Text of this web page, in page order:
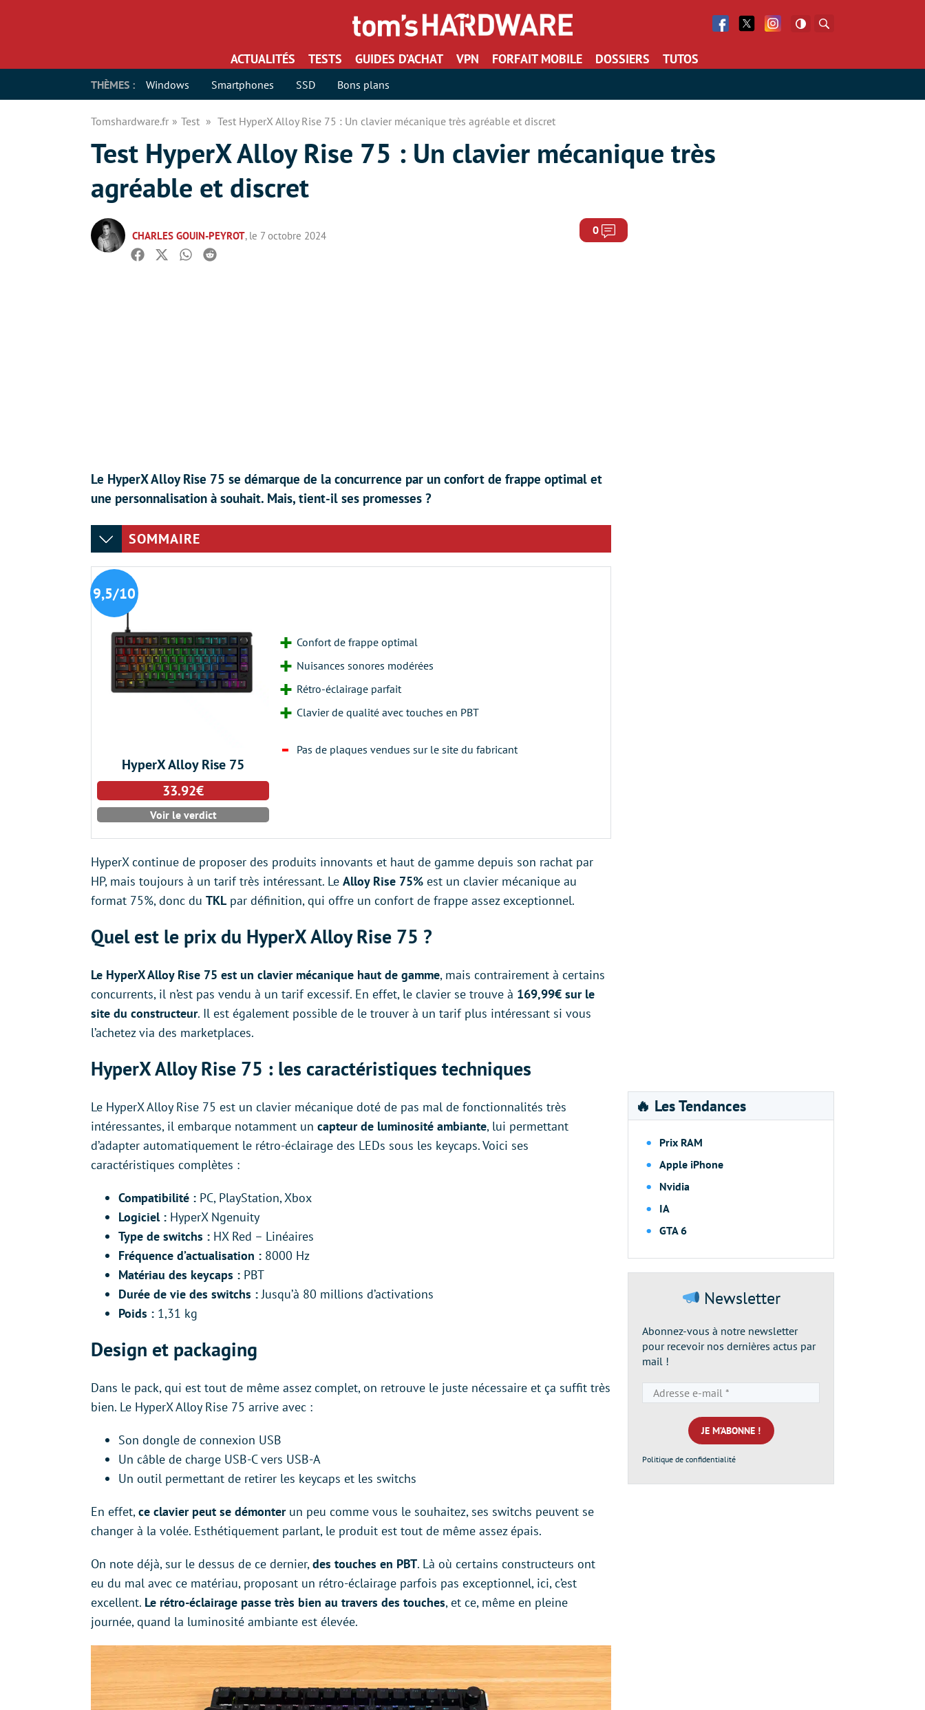
Facebook
Twitter Facebook
ACTUALITÉS TESTS GUIDES D’ACHAT VPN FORFAIT MOBILE DOSSIERS TUTOS
THÈMES : Windows Smartphones SSD Bons plans
Tomshardware.fr Test Test HyperX Alloy Rise 75 : Un clavier mécanique très agréable et discret
Test HyperX Alloy Rise 75 : Un clavier mécanique très
agréable et discret
CHARLES GOUIN-PEYROT, le 7 octobre 2024 0 Commentaires
Facebook
TwitterWhatsapp
Reddit
Le HyperX Alloy Rise 75 se démarque de la concurrence par un confort de frappe optimal et
une personnalisation à souhait. Mais, tient-il ses promesses ?
SOMMAIRE
9,5/10
HyperX Alloy Rise 75
33.92€
Voir le verdict
Confort de frappe optimal
Nuisances sonores modérées
Rétro-éclairage parfait
Clavier de qualité avec touches en PBT
Pas de plaques vendues sur le site du fabricant
HyperX continue de proposer des produits innovants et haut de gamme depuis son rachat par
HP, mais toujours à un tarif très intéressant. Le Alloy Rise 75% est un clavier mécanique au
format 75%, donc du TKL par définition, qui offre un confort de frappe assez exceptionnel.
Quel est le prix du HyperX Alloy Rise 75 ?
Le HyperX Alloy Rise 75 est un clavier mécanique haut de gamme, mais contrairement à certains
concurrents, il n’est pas vendu à un tarif excessif. En effet, le clavier se trouve à 169,99€ sur le
site du constructeur. Il est également possible de le trouver à un tarif plus intéressant si vous
l’achetez via des marketplaces.
HyperX Alloy Rise 75 : les caractéristiques techniques
Le HyperX Alloy Rise 75 est un clavier mécanique doté de pas mal de fonctionnalités très
intéressantes, il embarque notamment un capteur de luminosité ambiante, lui permettant
d’adapter automatiquement le rétro-éclairage des LEDs sous les keycaps. Voici ses
caractéristiques complètes :
Compatibilité : PC, PlayStation, Xbox
Logiciel : HyperX Ngenuity
Type de switchs : HX Red – Linéaires
Fréquence d’actualisation : 8000 Hz
Matériau des keycaps : PBT
Durée de vie des switchs :Jusqu’à 80 millions d’activations
Poids : 1,31 kg
Design et packaging
Dans le pack, qui est tout de même assez complet, on retrouve le juste nécessaire et ça suffit très
bien. Le HyperX Alloy Rise 75 arrive avec :
Son dongle de connexion USB
Un câble de charge USB-C vers USB-A
Un outil permettant de retirer les keycaps et les switchs
En effet,ce clavier peut se démonterun peu comme vous le souhaitez, ses switchs peuvent se
changer à la volée. Esthétiquement parlant, le produit est tout de même assez épais.
On note déjà, sur le dessus de ce dernier,des touches en PBT. Là où certains constructeurs ont
eu du mal avec ce matériau, proposant un rétro-éclairage parfois pas exceptionnel, ici, c’est
excellent. Le rétro-éclairage passe très bien au travers des touches, et ce, même en pleine
journée, quand la luminosité ambiante est élevée.
🔥 Les Tendances
Prix RAM
Apple iPhone
Nvidia
IA
GTA 6
Newsletter
Abonnez-vous à notre newsletter
pour recevoir nos dernières actus par
mail !
e-
mail
*
Politique de confidentialité